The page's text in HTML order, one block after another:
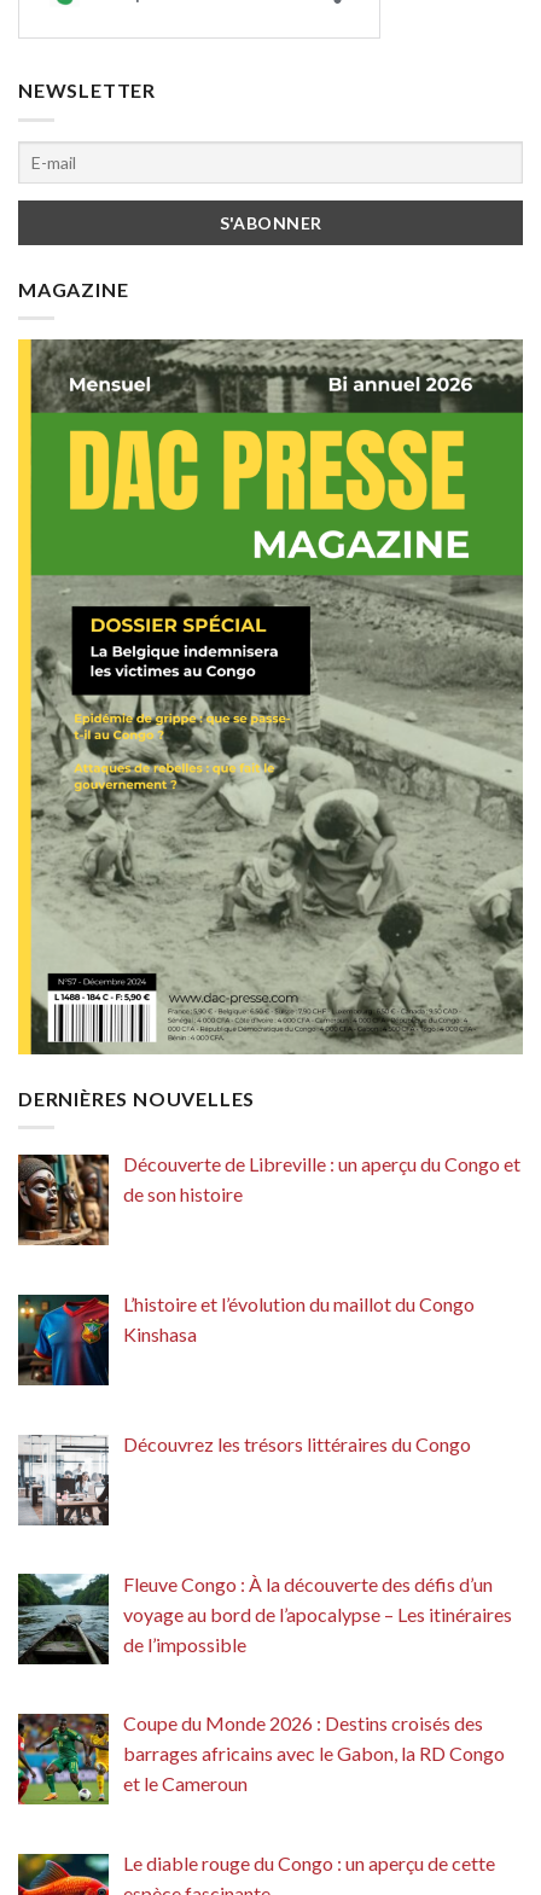
NEWSLETTER
MAGAZINE
DERNIÈRES NOUVELLES
Découverte de Libreville : un aperçu du Congo et
de son histoire
L’histoire et l’évolution du maillot du Congo
Kinshasa
Découvrez les trésors littéraires du Congo
Fleuve Congo : À la découverte des défis d’un
voyage au bord de l’apocalypse – Les itinéraires
de l’impossible
Coupe du Monde 2026 : Destins croisés des
barrages africains avec le Gabon, la RD Congo
et le Cameroun
Le diable rouge du Congo : un aperçu de cette